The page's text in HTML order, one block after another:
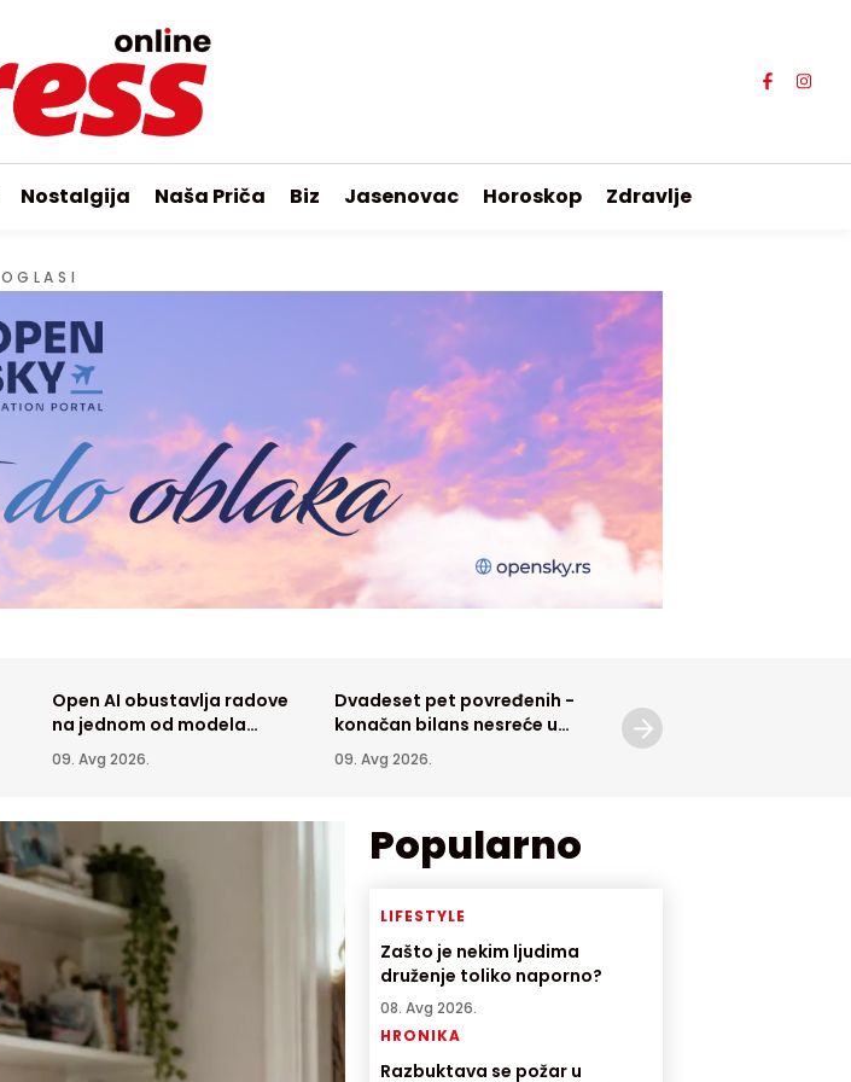
Nostalgija Naša Priča Biz Jasenovac Horoskop Zdravlje
OGLASI
Open AI obustavlja radove
na jednom od modela
veštačke inteligencije
09. Avg 2026.
Dvadeset pet povređenih -
konačan bilans nesreće u
Križevcima
09. Avg 2026.
Pazara
Južna Afrika vratila skoro 180
hiljada imigranata
SVET08. Avg 2026.
Sudar putničkog i teretnog voza
Popularno
LIFESTYLE
Zašto je nekim ljudima
druženje toliko naporno?
08. Avg 2026.
HRONIKA
Razbuktava se požar u